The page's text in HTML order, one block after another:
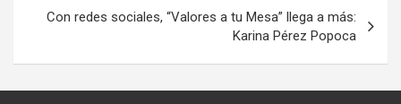
Con redes sociales, “Valores a tu Mesa” llega a más:
Karina Pérez Popoca